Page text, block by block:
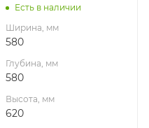
Есть в наличии
Ширина, мм
580
Глубина, мм
580
Высота, мм
620